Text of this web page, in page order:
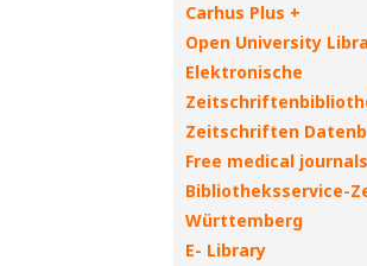
Carhus Plus +
Open University
Elektronische
Zeitschriften
Free medical journals
Bibliotheksservice-
Württemberg
E- Library